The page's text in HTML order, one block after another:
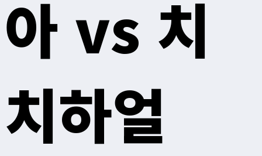
아 vs 치
치하얼